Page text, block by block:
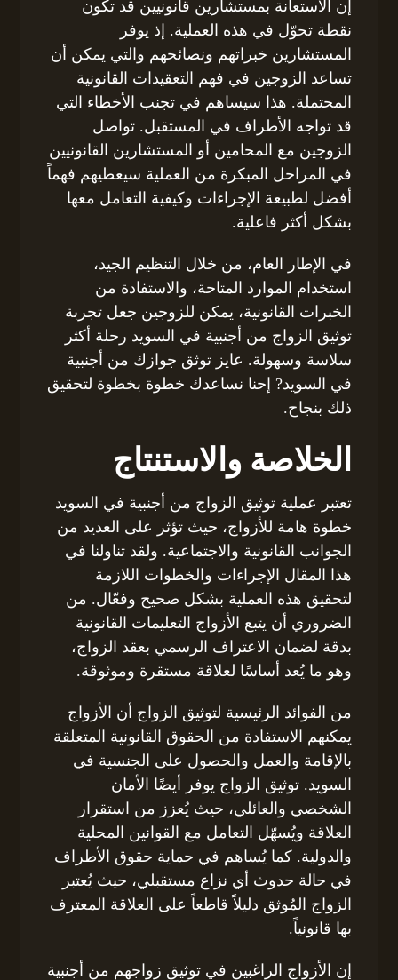
إن الاستعانة بمستشارين قانونيين قد تكون
نقطة تحوّل في هذه العملية. إذ يوفر
المستشارين خبراتهم ونصائحهم والتي يمكن أن
تساعد الزوجين في فهم التعقيدات القانونية
المحتملة. هذا سيساهم في تجنب الأخطاء التي
قد تواجه الأطراف في المستقبل. تواصل
الزوجين مع المحامين أو المستشارين القانونيين
في المراحل المبكرة من العملية سيعطيهم فهماً
أفضل لطبيعة الإجراءات وكيفية التعامل معها
بشكل أكثر فاعلية.
في الإطار العام، من خلال التنظيم الجيد،
استخدام الموارد المتاحة، والاستفادة من
الخبرات القانونية، يمكن للزوجين جعل تجربة
توثيق الزواج من أجنبية في السويد رحلة أكثر
سلاسة وسهولة. عايز توثق جوازك من أجنبية
في السويد? إحنا نساعدك خطوة بخطوة لتحقيق
ذلك بنجاح.
الخلاصة والاستنتاج
تعتبر عملية توثيق الزواج من أجنبية في السويد
خطوة هامة للأزواج، حيث تؤثر على العديد من
الجوانب القانونية والاجتماعية. ولقد تناولنا في
هذا المقال الإجراءات والخطوات اللازمة
لتحقيق هذه العملية بشكل صحيح وفعّال. من
الضروري أن يتبع الأزواج التعليمات القانونية
بدقة لضمان الاعتراف الرسمي بعقد الزواج،
وهو ما يُعد أساسًا لعلاقة مستقرة وموثوقة.
من الفوائد الرئيسية لتوثيق الزواج أن الأزواج
يمكنهم الاستفادة من الحقوق القانونية المتعلقة
بالإقامة والعمل والحصول على الجنسية في
السويد. توثيق الزواج يوفر أيضًا الأمان
الشخصي والعائلي، حيث يُعزز من استقرار
العلاقة ويُسهّل التعامل مع القوانين المحلية
والدولية. كما يُساهم في حماية حقوق الأطراف
في حالة حدوث أي نزاع مستقبلي، حيث يُعتبر
الزواج المُوثق دليلاً قاطعاً على العلاقة المعترف
بها قانونياً.
إن الأزواج الراغبين في توثيق زواجهم من أجنبية